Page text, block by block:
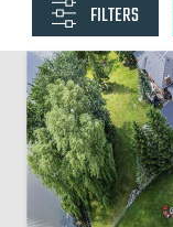
FILTERS